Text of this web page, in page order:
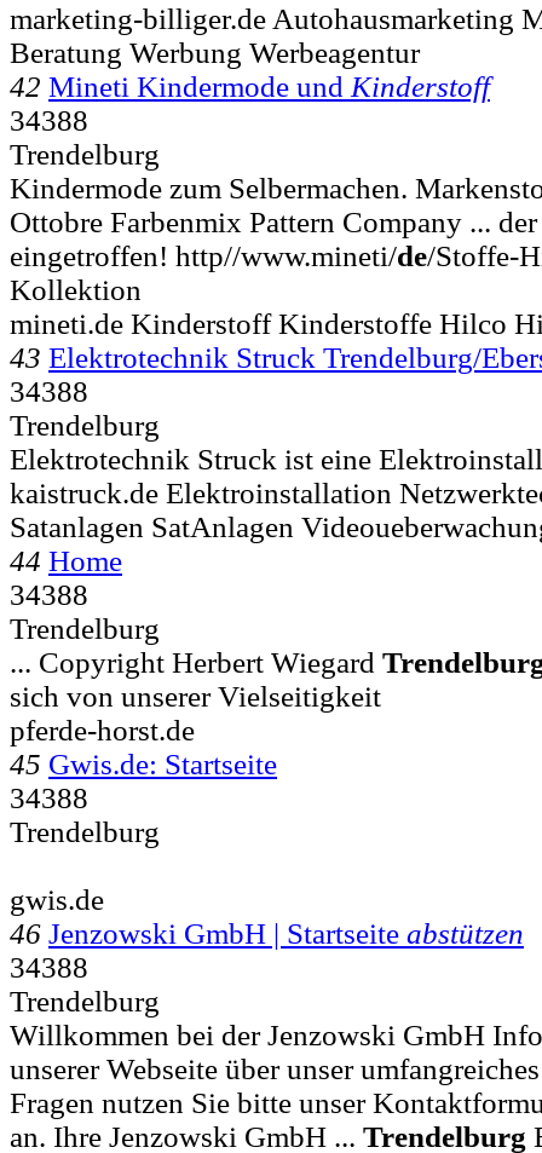
marketing-billiger.de Autohausmarketing
Beratung Werbung Werbeagentur
42 Mineti Kindermode und Kinderstoff
34388
Trendelburg
Kindermode zum Selbermachen.
Ottobre Farbenmix Pattern Company ...
eingetroffen! http//www.mineti/de/Stoffe-
Kollektion
mineti.de Kinderstoff Kinderstoffe Hilco
43 Elektrotechnik Struck Trendelburg/
34388
Trendelburg
Elektrotechnik Struck ist eine
kaistruck.de Elektroinstallation
Satanlagen SatAnlagen
44 Home
34388
Trendelburg
... Copyright Herbert Wiegard
sich von unserer Vielseitigkeit
pferde-horst.de
45 Gwis.de: Startseite
34388
Trendelburg
gwis.de
46 Jenzowski GmbH | Startseite abstützen
34388
Trendelburg
Willkommen bei der Jenzowski GmbH
unserer Webseite über unser
Fragen nutzen Sie bitte unser
an. Ihre Jenzowski GmbH ... Trendelburg